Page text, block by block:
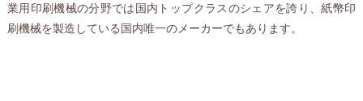
業用印刷機械の分野では国内トップクラスのシェアを誇り、紙幣印
刷機械を製造している国内唯一のメーカーでもあります。